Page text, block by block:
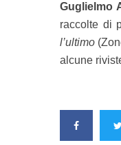
Guglielmo
raccolte di
l’ultimo
alcune